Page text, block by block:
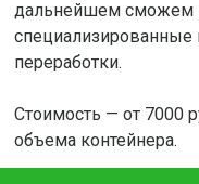
дальнейшем сможем
специализированные
переработки.
Стоимость — от 7000
объема контейнера.